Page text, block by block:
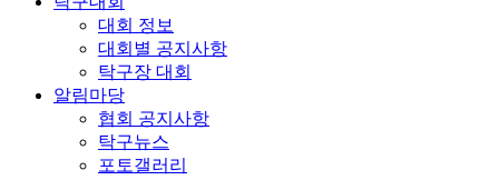
대회 정보
대회별 공지사항
탁구장 대회
알림마당
협회 공지사항
탁구뉴스
포토갤러리